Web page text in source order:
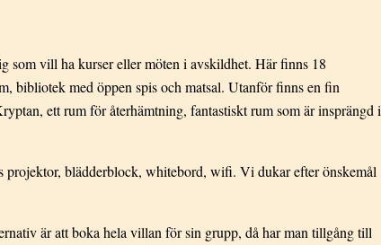
som vill ha kurser eller möten i avskildhet. Här finns 18
bibliotek med öppen spis och matsal. Utanför finns en fin
ett rum för återhämtning, fantastiskt rum som är insprängd i
projektor, blädderblock, whitebord, wifi. Vi dukar efter önskemål
är att boka hela villan för sin grupp, då har man tillgång till